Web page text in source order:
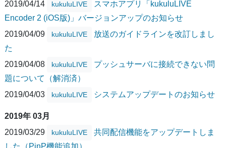
2019/04/14
kukuluLIVE
スマホアプリ「kukuluLIVE
Encoder 2 (iOS版)」バージョンアップのお知らせ
2019/04/09
kukuluLIVE
放送のガイドラインを改訂しまし
た
2019/04/08
kukuluLIVE
プッシュサーバに接続できない問
題について（解消済）
2019/04/03
kukuluLIVE システムアップデートのお知らせ
2019年 03月
2019/03/29
kukuluLIVE
共同配信機能をアップデートしま